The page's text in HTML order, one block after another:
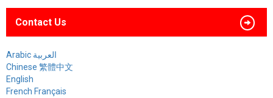
Contact Us
Arabic العربية
Chinese 繁體中文
English
French Français